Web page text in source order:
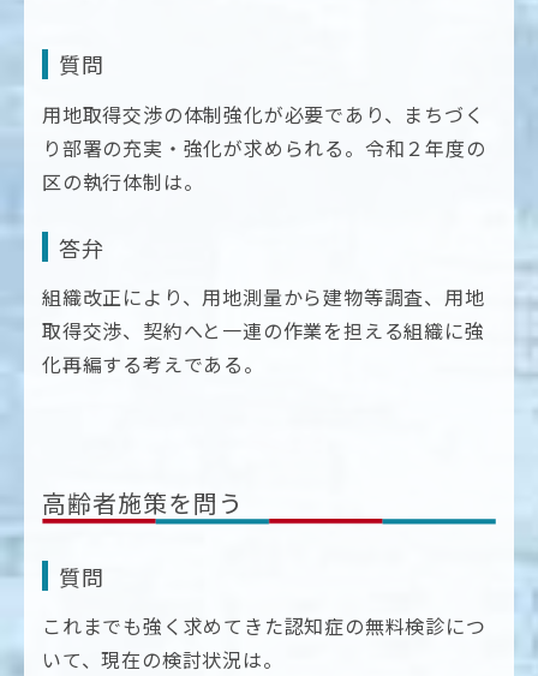
質問
用地取得交渉の体制強化が必要であり、まちづく
り部署の充実・強化が求められる。令和２年度の
区の執行体制は。
答弁
組織改正により、用地測量から建物等調査、用地
取得交渉、契約へと一連の作業を担える組織に強
化再編する考えである。
高齢者施策を問う
質問
これまでも強く求めてきた認知症の無料検診につ
いて、現在の検討状況は。